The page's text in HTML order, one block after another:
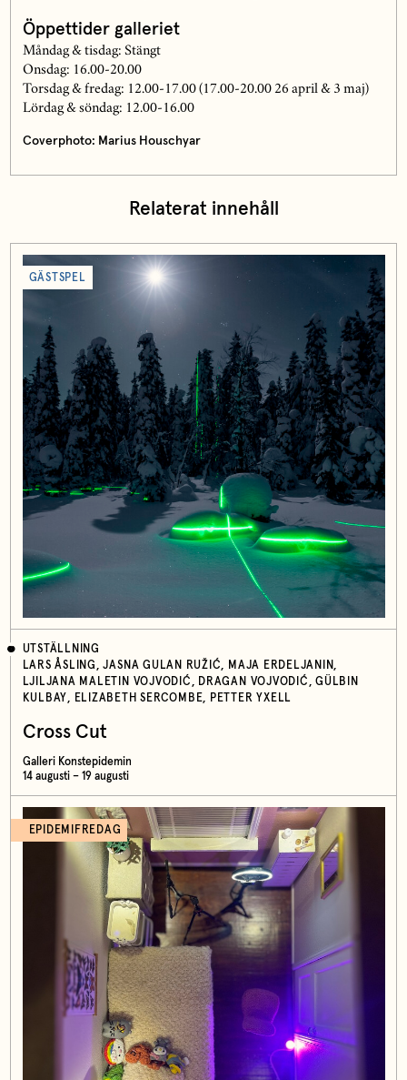
Öppettider galleriet
Måndag & tisdag: Stängt
Onsdag: 16.00-20.00
Torsdag & fredag: 12.00-17.00 (17.00-20.00 26 april & 3 maj)
Lördag & söndag: 12.00-16.00
Coverphoto: Marius Houschyar
Relaterat innehåll
GÄSTSPEL
UTSTÄLLNING
LARS ÅSLING, JASNA GULAN RUŽIĆ, MAJA ERDELJANIN,
LJILJANA MALETIN VOJVODIĆ, DRAGAN VOJVODIĆ, GÜLBIN
KULBAY, ELIZABETH SERCOMBE, PETTER YXELL
Cross Cut
Galleri Konstepidemin
14 augusti – 19 augusti
EPIDEMIFREDAG